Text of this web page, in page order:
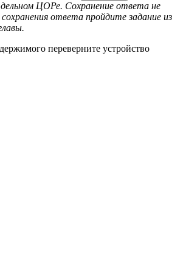
ЦОРе. Сохранение ответа не
ответа пройдите задание из
переверните устройство